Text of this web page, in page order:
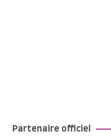
Partenaire officiel